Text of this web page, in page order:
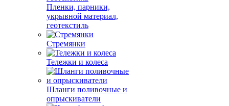
Пленки, парники,
укрывной материал,
геотекстиль
Стремянки
Тележки и колеса
Шланги поливочные и
опрыскиватели